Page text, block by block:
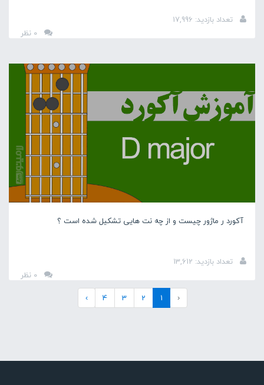
تعداد بازدید: 17,996
آکورد ر ماژور چیست و از چه نت هایی تشکیل شده است ؟
تعداد بازدید: 13,612
‹
1
2
3
4
›